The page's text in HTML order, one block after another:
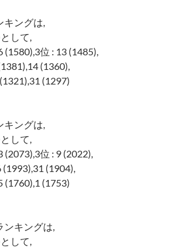
キングは,
して,
(1580),3位 : 13 (1485),
(1360),
(1297)
キングは,
して,
(2073),3位 : 9 (2022),
(1904),
(1760),1 (1753)
ンキングは,
して,